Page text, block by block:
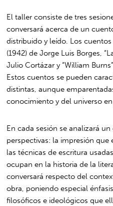
El taller consiste de tres
conversará acerca de un
distribuido y leído. Los
(1942) de Jorge Luis Borges,
Julio Cortázar y “William
Estos cuentos se pueden
distintas, aunque
conocimiento y del universo en
En cada sesión se analizará
perspectivas: la impresión que
las técnicas de escritura
ocupan en la historia de la
conversará respecto del
obra, poniendo especial
filosóficos e ideológicos que